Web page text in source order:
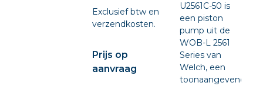
Exclusief btw en
verzendkosten.
Prijs op
aanvraag
U2561C-50 is
een piston
pump uit de
WOB-L 2561
Series van
Welch, een
toonaangevende